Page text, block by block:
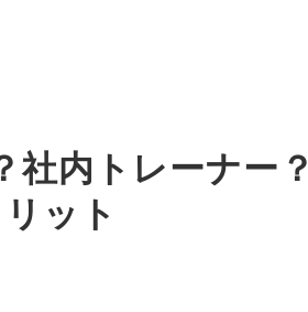
社内トレーナー？
ット